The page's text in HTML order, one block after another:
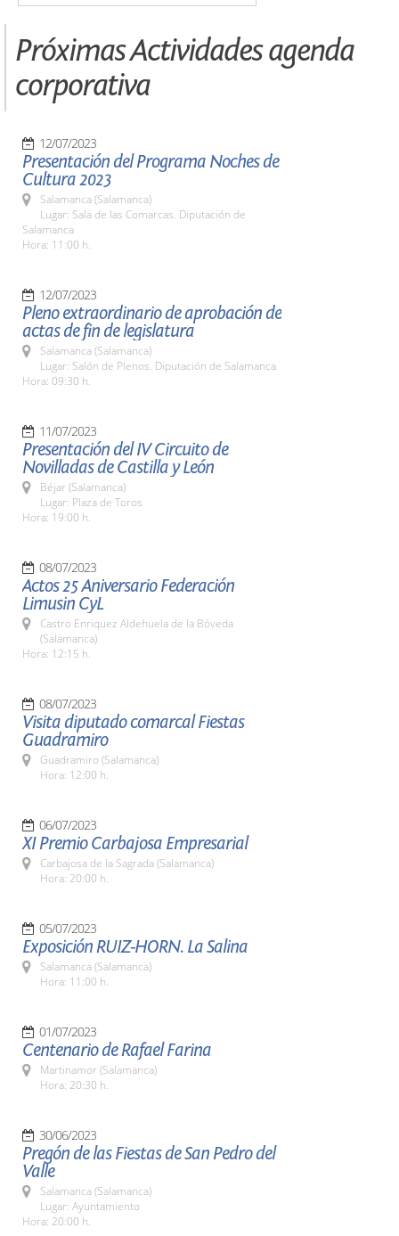
Próximas Actividades agenda
corporativa
12/07/2023
Presentación del Programa Noches de
Cultura 2023
Salamanca (Salamanca)
Lugar: Sala de las Comarcas. Diputación de
Salamanca
Hora: 11:00 h.
12/07/2023
Pleno extraordinario de aprobación de
actas de fin de legislatura
Salamanca (Salamanca)
Lugar: Salón de Plenos. Diputación de Salamanca
Hora: 09:30 h.
11/07/2023
Presentación del IV Circuito de
Novilladas de Castilla y León
Béjar (Salamanca)
Lugar: Plaza de Toros
Hora: 19:00 h.
08/07/2023
Actos 25 Aniversario Federación
Limusin CyL
Castro Enriquez Aldehuela de la Bóveda
(Salamanca)
Hora: 12:15 h.
08/07/2023
Visita diputado comarcal Fiestas
Guadramiro
Guadramiro (Salamanca)
Hora: 12:00 h.
06/07/2023
XI Premio Carbajosa Empresarial
Carbajosa de la Sagrada (Salamanca)
Hora: 20:00 h.
05/07/2023
Exposición RUIZ-HORN. La Salina
Salamanca (Salamanca)
Hora: 11:00 h.
01/07/2023
Centenario de Rafael Farina
Martinamor (Salamanca)
Hora: 20:30 h.
30/06/2023
Pregón de las Fiestas de San Pedro del
Valle
Salamanca (Salamanca)
Lugar: Ayuntamiento
Hora: 20:00 h.